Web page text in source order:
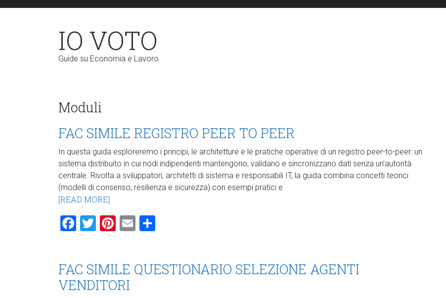
Skip
Skip
IO VOTO
Guide su Economia e Lavoro
Moduli
FAC SIMILE REGISTRO PEER TO PEER
In questa guida esploreremo i principi, le architetture e le pratiche operative di un registro peer-to-peer: un
sistema distribuito in cui nodi indipendenti mantengono, validano e sincronizzano dati senza un’autorità
centrale. Rivolta a sviluppatori, architetti di sistema e responsabili IT, la guida combina concetti teorici
(modelli di consenso, resilienza e sicurezza) con esempi pratici e
[READ MORE]
Facebook
Twitter
Pinterest
Email
FAC SIMILE QUESTIONARIO SELEZIONE AGENTI
VENDITORI​